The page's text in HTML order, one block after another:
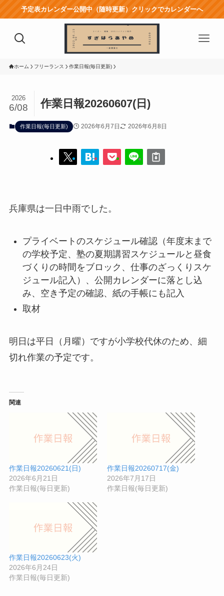
予定表カレンダー公開中（随時更新）クリックでカレンダーへ
ホーム フリーランス 作業日報(毎日更新)
作業日報20260607(日)
2026
6/08
作業日報(毎日更新) 2026年6月7日 2026年6月8日
兵庫県は一日中雨でした。
プライベートのスケジュール確認（年度末まで
の学校予定、塾の夏期講習スケジュールと昼食
づくりの時間をブロック、仕事のざっくりスケ
ジュール記入）、公開カレンダーに落とし込
み、空き予定の確認、紙の手帳にも記入
取材
明日は平日（月曜）ですが小学校代休のため、細
切れ作業の予定です。
関連
作業日報20260621(日)
2026年6月21日
作業日報(毎日更新)
作業日報20260717(金)
2026年7月17日
作業日報(毎日更新)
作業日報20260623(火)
2026年6月24日
作業日報(毎日更新)